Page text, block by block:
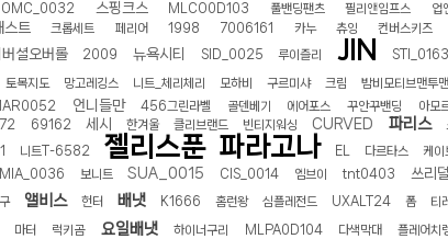
OMC_0032 스핑크스 MLCO0D103 풀밴딩팬츠 필리앤임프스 업
스트 크롭세트 페리어 1998 7006161 카누 츄잉 컨버스키즈
셜오버롤 2009 뉴욕시티 SID_0025 루이즐리 JIN STI_0163
토목지도 망고레깅스 니트_체리체리 모하비 구르미샤 크림 밤비모티브맨투맨
언니들만 456그린라벨 골덴베기 에어포스 꾸안꾸밴딩 아모
69162 세시 한겨울 클리브랜드 빈티지워싱 CURVED 파리스
니트T-6582 젤리스푼 파라고나 EL 다르타스 케이
MIA_0036 보니트 SUA_0015 CIS_0014 엠브이 tnt0403 쓰리덜
앨비스 헌터 배냇 K1666 홈런왕 심플레전드 UXALT24 폼 티
마터 럭키곰 요일배냇 하이너구리 MLPA0D104 다색막대 플레어치